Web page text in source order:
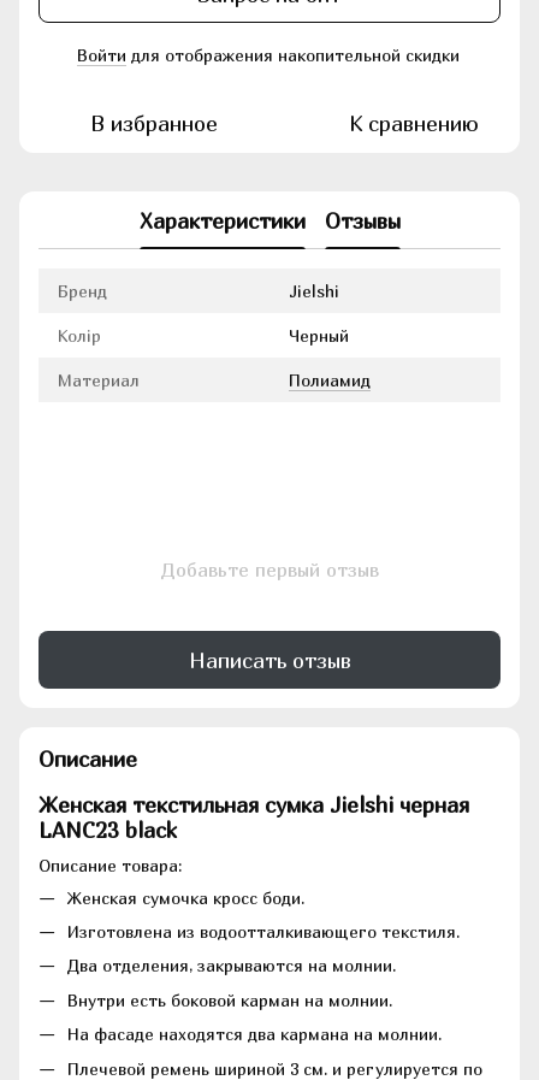
Войти для отображения накопительной скидки
В избранное К сравнению
Характеристики Отзывы
Бренд Jielshi
Колір Черный
Материал Полиамид
Добавьте первый отзыв
Написать отзыв
Описание
Женская текстильная сумка Jielshi черная
LANC23 black
Описание товара:
Женская сумочка кросс боди.
Изготовлена из водоотталкивающего текстиля.
Два отделения, закрываются на молнии.
Внутри есть боковой карман на молнии.
На фасаде находятся два кармана на молнии.
Плечевой ремень шириной 3 см. и регулируется по